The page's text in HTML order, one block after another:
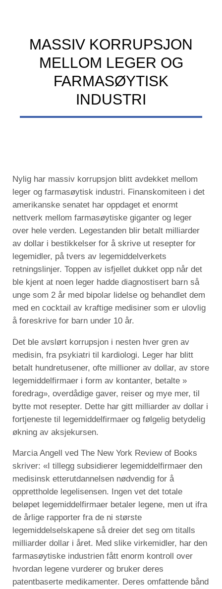
MASSIV KORRUPSJON
MELLOM LEGER OG
FARMASØYTISK
INDUSTRI
Nylig har massiv korrupsjon blitt avdekket mellom
leger og farmasøytisk industri. Finanskomiteen i det
amerikanske senatet har oppdaget et enormt
nettverk mellom farmasøytiske giganter og leger
over hele verden. Legestanden blir betalt milliarder
av dollar i bestikkelser for å skrive ut resepter for
legemidler, på tvers av legemiddelverkets
retningslinjer. Toppen av isfjellet dukket opp når det
ble kjent at noen leger hadde diagnostisert barn så
unge som 2 år med bipolar lidelse og behandlet dem
med en cocktail av kraftige medisiner som er ulovlig
å foreskrive for barn under 10 år.
Det ble avslørt korrupsjon i nesten hver gren av
medisin, fra psykiatri til kardiologi. Leger har blitt
betalt hundretusener, ofte millioner av dollar, av store
legemiddelfirmaer i form av kontanter, betalte »
foredrag», overdådige gaver, reiser og mye mer, til
bytte mot resepter. Dette har gitt milliarder av dollar i
fortjeneste til legemiddelfirmaer og følgelig betydelig
økning av aksjekursen.
Marcia Angell ved The New York Review of Books
skriver: «I tillegg subsidierer legemiddelfirmaer den
medisinsk etterutdannelsen nødvendig for å
opprettholde legelisensen. Ingen vet det totale
beløpet legemiddelfirmaer betaler legene, men ut ifra
de årlige rapporter fra de ni største
legemiddelselskapene så dreier det seg om titalls
milliarder dollar i året. Med slike virkemidler, har den
farmasøytiske industrien fått enorm kontroll over
hvordan legene vurderer og bruker deres
patentbaserte medikamenter. Deres omfattende bånd